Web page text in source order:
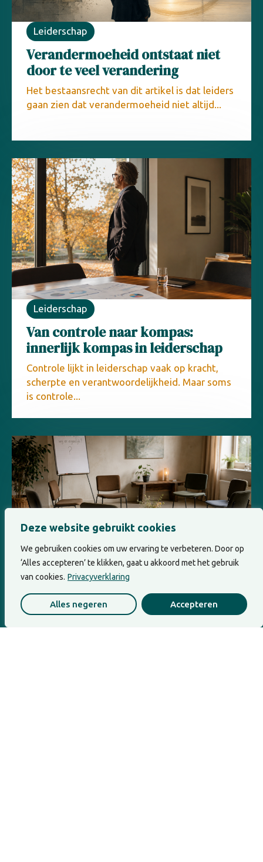
Deze website gebruikt cookies
We gebruiken cookies om uw ervaring te verbeteren. Door op
‘Alles accepteren’ te klikken, gaat u akkoord met het gebruik
van cookies. Privacyverklaring
Alles negeren Accepteren
Leiderschap
Verandermoeheid ontstaat niet
door te veel verandering
Het bestaansrecht van dit artikel is dat leiders
gaan zien dat verandermoeheid niet altijd...
Leiderschap
Van controle naar kompas:
innerlijk kompas in leiderschap
Controle lijkt in leiderschap vaak op kracht,
scherpte en verantwoordelijkheid. Maar soms
is controle...
Waarvoor geven wij eigenlijk?